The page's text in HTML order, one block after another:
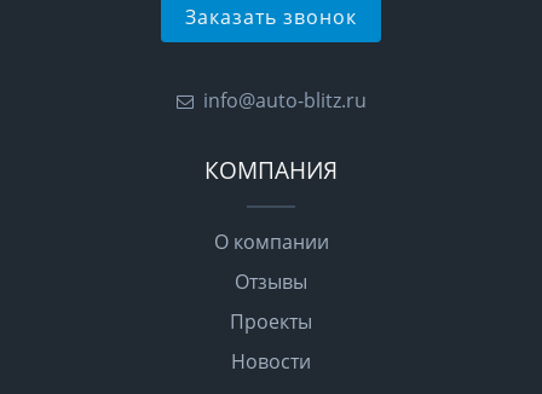
Заказать звонок
info@auto-blitz.ru
КОМПАНИЯ
О компании
Отзывы
Проекты
Новости